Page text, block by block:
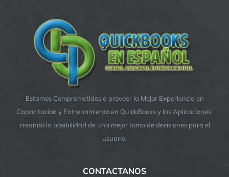
Estamos Comprometidos a proveer la Mejor Experiencia en
Capacitacion y Entrenamiento en QuickBooks y las Aplicaciones,
creando la posibilidad de una mejor toma de decisiones para el
usuario.
CONTACTANOS